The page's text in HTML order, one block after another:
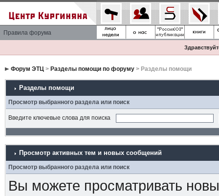
Правила форума
Форум ЭТЦ> Разделы помощи по форуму> Разделы помощи
Разделы помощи
Просмотр выбранного раздела или поиск
Введите ключевые слова для поиска
Просмотр активных тем и новых сообщений
Просмотр выбранного раздела или поиск
Вы можете просматривать